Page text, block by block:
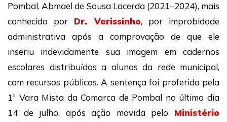
Pombal, Abmael de Sousa Lacerda (2021–2024), mais
conhecido por Dr. Verissinho, por improbidade
administrativa após a comprovação de que ele
inseriu indevidamente sua imagem em cadernos
escolares distribuídos a alunos da rede municipal,
com recursos públicos. A sentença foi proferida pela
1ª Vara Mista da Comarca de Pombal no último dia
14 de julho, após ação movida pelo Ministério